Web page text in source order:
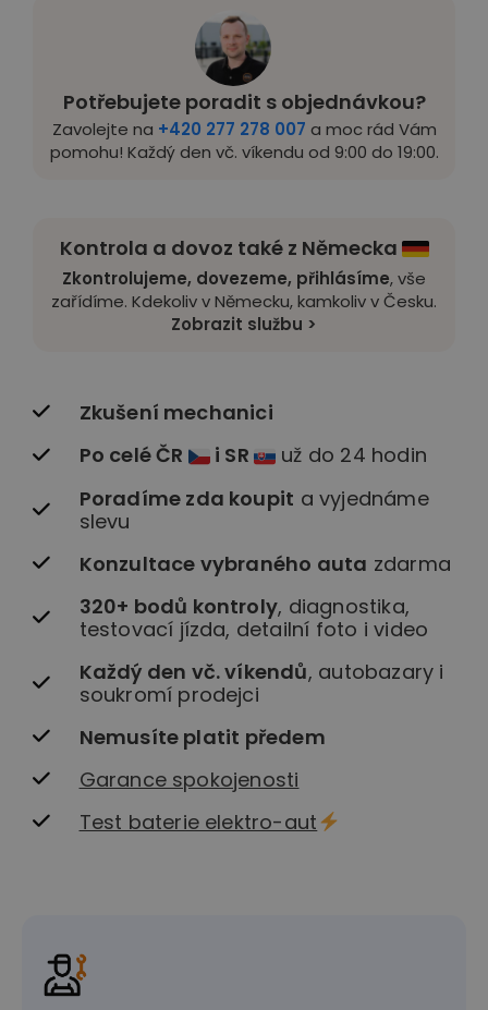
Potřebujete poradit s objednávkou?
Zavolejte na +420 277 278 007 a moc rád Vám
pomohu! Každý den vč. víkendu od 9:00 do 19:00.
Kontrola a dovoz také z Německa
Zkontrolujeme, dovezeme, přihlásíme, vše
zařídíme. Kdekoliv v Německu, kamkoliv v Česku.
Zobrazit službu >
Zkušení mechanici
Po celé ČR
i SR
už do 24 hodin
Poradíme zda koupit a vyjednáme
slevu
Konzultace vybraného auta zdarma
320+ bodů kontroly, diagnostika,
testovací jízda, detailní foto i video
Každý den vč. víkendů, autobazary i
soukromí prodejci
Nemusíte platit předem
Garance spokojenosti
Test baterie elektro-aut